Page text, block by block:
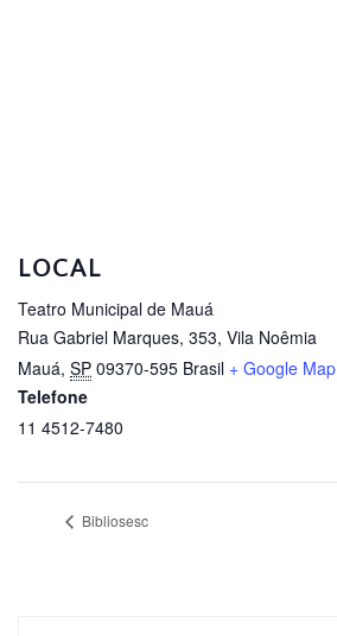
LOCAL
Teatro Municipal de Mauá
Rua Gabriel Marques, 353, Vila Noêmia
Mauá, SP 09370-595 Brasil + Google Map
Telefone
11 4512-7480
Bibliosesc